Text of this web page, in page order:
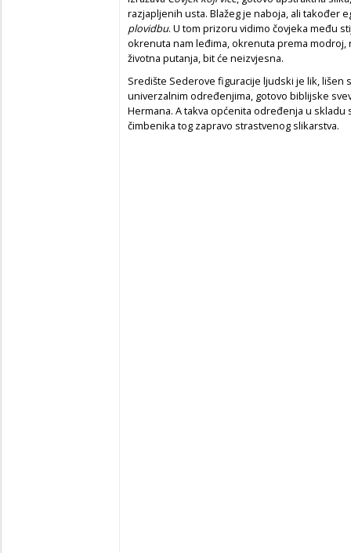
razjapljenih usta. Blažeg je naboja, ali također
plovidbu. U tom prizoru vidimo čovjeka među
okrenuta nam leđima, okrenuta prema
životna putanja, bit će neizvjesna.
Središte Sederove figuracije ljudski je lik, lišen
univerzalnim određenjima, gotovo biblijske
Hermana. A takva općenita određenja u
čimbenika tog zapravo strastvenog slikarstva.